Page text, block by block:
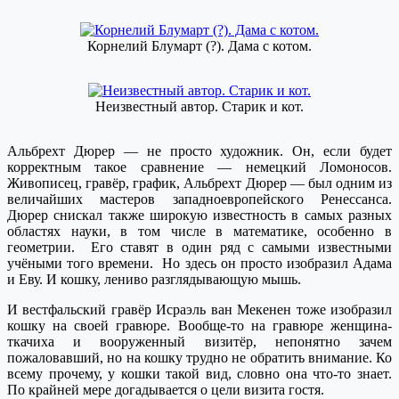
Корнелий Блумарт (?). Дама с котом.
Неизвестный автор. Старик и кот.
Альбрехт Дюрер — не просто художник. Он, если будет
корректным такое сравнение — немецкий Ломоносов.
Живописец, гравёр, график, Альбрехт Дюрер — был одним из
величайших мастеров западноевропейского Ренессанса.
Дюрер снискал также широкую известность в самых разных
областях науки, в том числе в математике, особенно в
геометрии. Его ставят в один ряд с самыми известными
учёными того времени. Но здесь он просто изобразил Адама
и Еву. И кошку, лениво разглядывающую мышь.
И вестфальский гравёр Исраэль ван Мекенен тоже изобразил
кошку на своей гравюре. Вообще-то на гравюре женщина-
ткачиха и вооруженный визитёр, непонятно зачем
пожаловавший, но на кошку трудно не обратить внимание. Ко
всему прочему, у кошки такой вид, словно она что-то знает.
По крайней мере догадывается о цели визита гостя.